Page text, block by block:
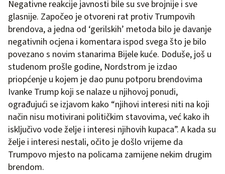
Negativne reakcije javnosti bile su sve brojnije i sve
glasnije. Započeo je otvoreni rat protiv Trumpovih
brendova, a jedna od ‘gerilskih’ metoda bilo je davanje
negativnih ocjena i komentara ispod svega što je bilo
povezano s novim stanarima Bijele kuće. Doduše, još u
studenom prošle godine, Nordstrom je izdao
priopćenje u kojem je dao punu potporu brendovima
Ivanke Trump koji se nalaze u njihovoj ponudi,
ograđujući se izjavom kako “njihovi interesi niti na koji
način nisu motivirani političkim stavovima, već kako ih
isključivo vode želje i interesi njihovih kupaca”. A kada su
želje i interesi nestali, očito je došlo vrijeme da
Trumpovo mjesto na policama zamijene nekim drugim
brendom.